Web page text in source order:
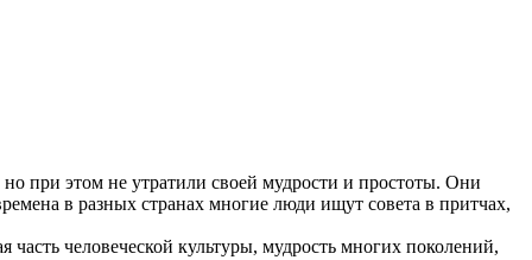
при этом не утратили своей мудрости и простоты. Они
в разных странах многие люди ищут совета в притчах,
человеческой культуры, мудрость многих поколений,